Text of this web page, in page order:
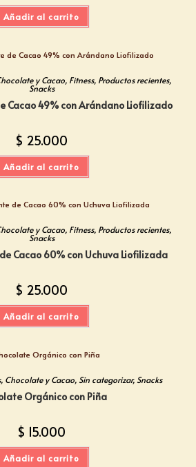
Añadir al carrito
y Cacao, Fitness, Productos recientes,
Snacks
Cacao 49% con Arándano Liofilizado
$ 25.000
Añadir al carrito
y Cacao, Fitness, Productos recientes,
Snacks
Cacao 60% con Uchuva Liofilizada
$ 25.000
Añadir al carrito
, Chocolate y Cacao, Sin categorizar, Snacks
Orgánico con Piña
$ 15.000
Añadir al carrito